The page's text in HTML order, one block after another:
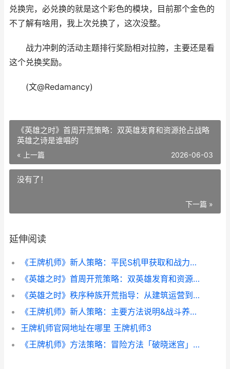
兑换完，必兑换的就是这个彩色的模块，目前那个金色的
不了解有啥用，我上次兑换了，这次没整。
战力冲刺的活动主题排行奖励相对拉胯，主要还是看
这个兑换奖励。
(文@Redamancy)
《英雄之时》首周开荒策略：双英雄发育和资源抢占战略
英雄之诗是谁唱的
« 上一篇 2026-06-03
没有了！
下一篇 »
延伸阅读
《王牌机师》新人策略：平民S机甲获取和战力提高指导 王牌机师电影
《英雄之时》首周开荒策略：双英雄发育和资源抢占战略 英雄之诗是谁唱的
《英雄之时》秩序种族开荒指导：从建筑运营到速攻破局 电影英雄之
《王牌机师》新人策略：主要方法说明&战斗养成机制详细解答 王牌机师cg
王牌机师官网地址在哪里 王牌机师3
《王牌机师》方法策略：冒险方法「破晓迷宫」详细解答 王牌机师电影